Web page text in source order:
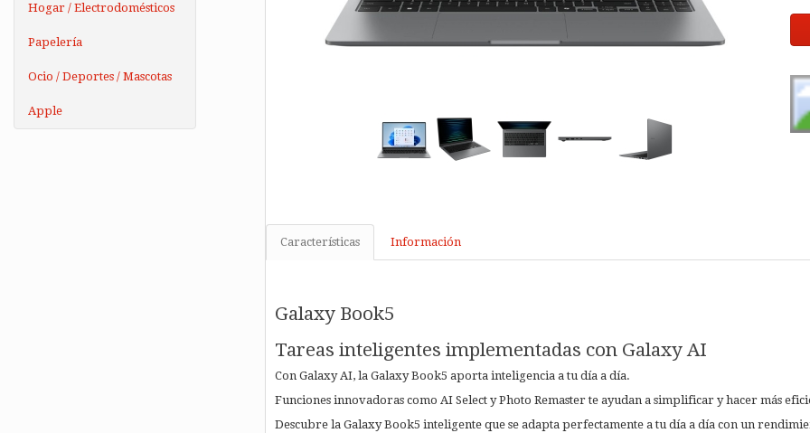
Hogar / Electrodomésticos
Papelería
Ocio / Deportes / Mascotas
Apple
Características Información
Galaxy Book5
Tareas inteligentes implementadas con Galaxy AI
Con Galaxy AI, la Galaxy Book5 aporta inteligencia a tu día a día.
Funciones innovadoras como AI Select y Photo Remaster te ayudan a simplificar y hacer más
Descubre la Galaxy Book5 inteligente que se adapta perfectamente a tu día a día con un